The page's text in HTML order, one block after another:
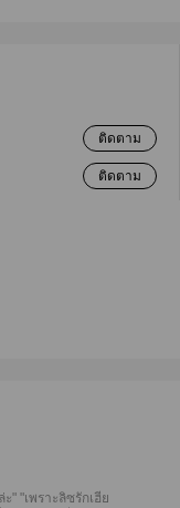
ติดตาม
ติดตาม
" "เพราะลิซรักเฮีย